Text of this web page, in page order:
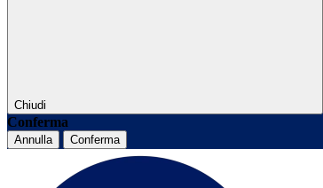
Chiudi
Conferma
Annulla Conferma